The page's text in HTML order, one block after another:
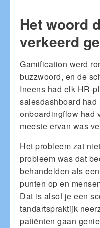
Het woord
verkeerd
Gamification werd
buzzwoord, en de
Ineens had elk HR-
salesdashboard
onboardingflow had
meeste ervan was
Het probleem zat
probleem was dat
behandelden als
punten op en
Dat is alsof je een
tandartspraktijk
patiënten gaan